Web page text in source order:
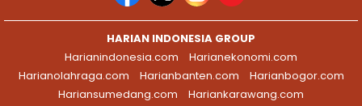
HARIAN INDONESIA GROUP
Harianindonesia.com
Harianekonomi.com
Harianolahraga.com
Harianbanten.com
Harianbogor.com
Hariansumedang.com
Hariankarawang.com